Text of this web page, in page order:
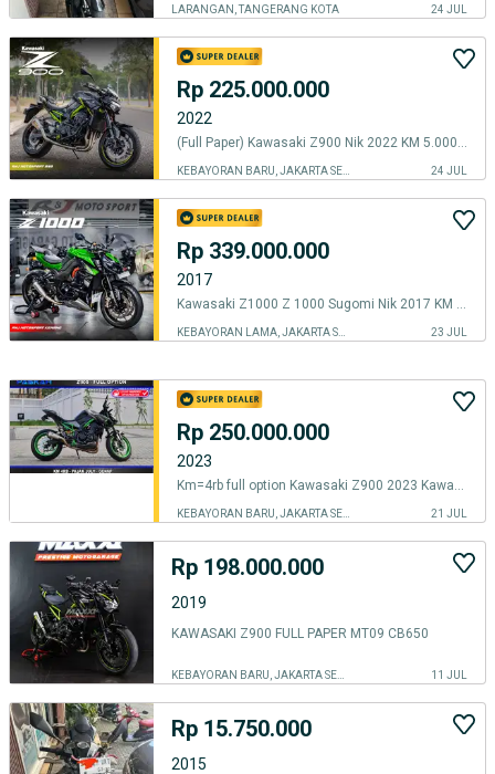
LARANGAN, TANGERANG KOTA 24 JUL
Rp 225.000.000
2022
(Full Paper) Kawasaki Z900 Nik 2022 KM 5.000an Akrapovic The Best Unit
24 JUL
Rp 339.000.000
2017
Kawasaki Z1000 Z 1000 Sugomi Nik 2017 KM 15000an Knalpot Austin Racing
23 JUL
Rp 250.000.000
2023
Km=4rb full option Kawasaki Z900 2023 Kawasaki ZR900f 2023 Z 900 2023
21 JUL
Rp 198.000.000
2019
KAWASAKI Z900 FULL PAPER MT09 CB650
11 JUL
Rp 15.750.000
2015